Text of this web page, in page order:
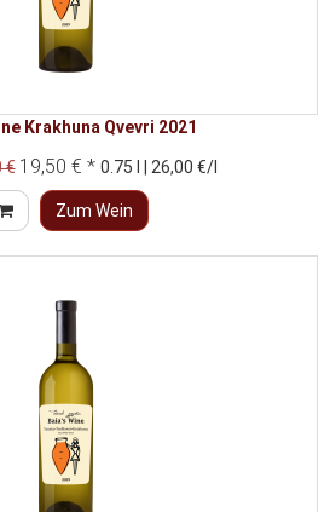
Krakhuna Qvevri 2021
€ 19,50 € * 0.75 l | 26,00 €/l
Zum Wein